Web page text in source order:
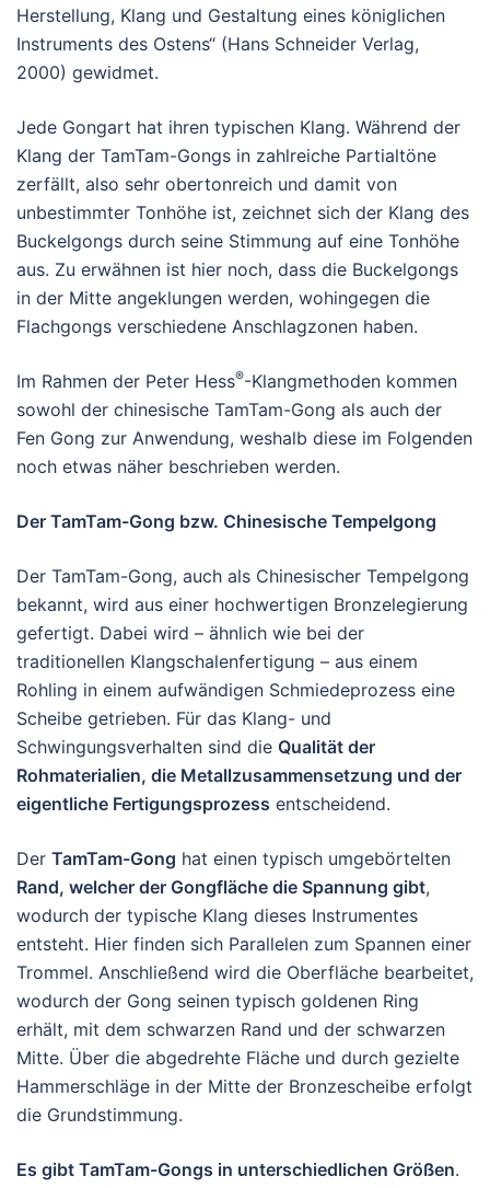
Herstellung, Klang und Gestaltung eines königlichen
Instruments des Ostens“ (Hans Schneider Verlag,
2000) gewidmet.
Jede Gongart hat ihren typischen Klang. Während der
Klang der TamTam-Gongs in zahlreiche Partialtöne
zerfällt, also sehr obertonreich und damit von
unbestimmter Tonhöhe ist, zeichnet sich der Klang des
Buckelgongs durch seine Stimmung auf eine Tonhöhe
aus. Zu erwähnen ist hier noch, dass die Buckelgongs
in der Mitte angeklungen werden, wohingegen die
Flachgongs verschiedene Anschlagzonen haben.
Im Rahmen der Peter Hess®-Klangmethoden kommen
sowohl der chinesische TamTam-Gong als auch der
Fen Gong zur Anwendung, weshalb diese im Folgenden
noch etwas näher beschrieben werden.
Der TamTam-Gong bzw. Chinesische Tempelgong
Der TamTam-Gong, auch als Chinesischer Tempelgong
bekannt, wird aus einer hochwertigen Bronzelegierung
gefertigt. Dabei wird – ähnlich wie bei der
traditionellen Klangschalenfertigung – aus einem
Rohling in einem aufwändigen Schmiedeprozess eine
Scheibe getrieben. Für das Klang- und
Schwingungsverhalten sind die Qualität der
Rohmaterialien, die Metallzusammensetzung und der
eigentliche Fertigungsprozess entscheidend.
Der TamTam-Gong hat einen typisch umgebörtelten
Rand, welcher der Gongfläche die Spannung gibt,
wodurch der typische Klang dieses Instrumentes
entsteht. Hier finden sich Parallelen zum Spannen einer
Trommel. Anschließend wird die Oberfläche bearbeitet,
wodurch der Gong seinen typisch goldenen Ring
erhält, mit dem schwarzen Rand und der schwarzen
Mitte. Über die abgedrehte Fläche und durch gezielte
Hammerschläge in der Mitte der Bronzescheibe erfolgt
die Grundstimmung.
Es gibt TamTam-Gongs in unterschiedlichen Größen.